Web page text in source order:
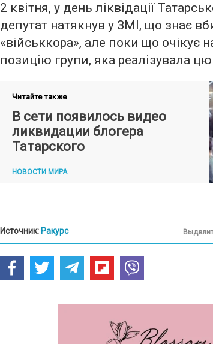
2 квітня, у день ліквідації
депутат натякнув у ЗМІ, що знає
«військкора», але поки що очікує
позицію групи, яка реалізувала
Читайте также
В сети появилось видео
ликвидации блогера
Татарского
НОВОСТИ МИРА
Источник: Ракурс